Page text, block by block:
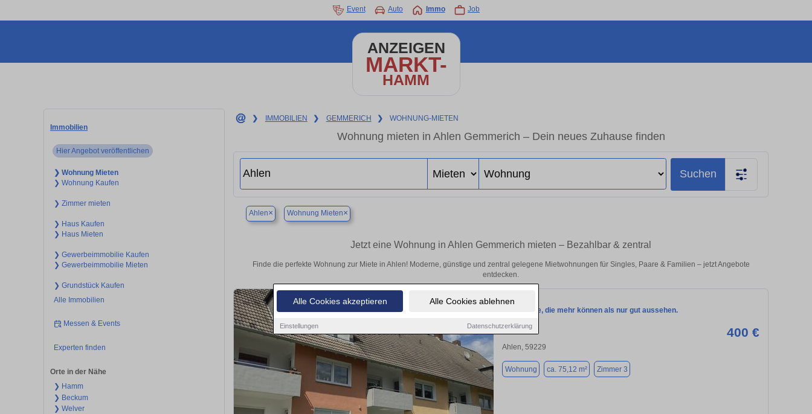
Alle Cookies akzeptieren Alle Cookies ablehnen
Einstellungen Datenschutzerklärung
Event Auto Immo Job
ANZEIGEN
MARKT-
HAMM
Immobilien
Hier Angebot veröffentlichen
❯ Wohnung Mieten
❯ Wohnung Kaufen
❯ Zimmer mieten
❯ Haus Kaufen
❯ Haus Mieten
❯ Gewerbeimmobilie Kaufen
❯ Gewerbeimmobilie Mieten
❯ Grundstück Kaufen
Alle Immobilien
Messen & Events
Experten finden
Orte in der Nähe
❯ Hamm
❯ Beckum
❯ Welver
❯ IMMOBILIEN ❯ GEMMERICH ❯ WOHNUNG-MIETEN
Wohnung mieten in Ahlen Gemmerich – Dein neues Zuhause finden
Suchen
Ahlen× Wohnung Mieten×
Jetzt eine Wohnung in Ahlen Gemmerich mieten – Bezahlbar & zentral
Finde die perfekte Wohnung zur Miete in Ahlen! Moderne, günstige und zentral gelegene Mietwohnungen für Singles, Paare & Familien – jetzt Angebote
entdecken.
Vier Wände, die mehr können als nur gut aussehen.
400 €
Ahlen, 59229
Wohnung ca. 75,12 m² Zimmer 3